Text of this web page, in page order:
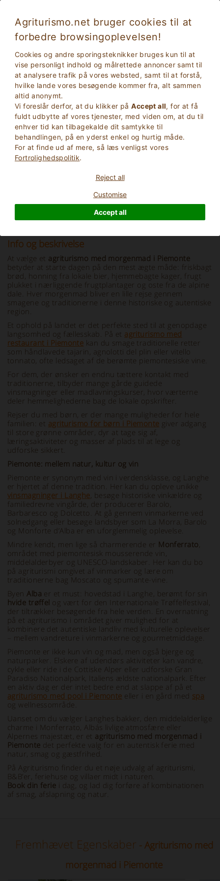
Agriturismo.net bruger cookies til at
forbedre browsingoplevelsen!
Cookies og andre sporingsteknikker bruges kun til at
vise personligt indhold og målrettede annoncer samt til
at analysere trafik på vores websted, samt til at forstå,
hvilke lande vores besøgende kommer fra, alt sammen
altid anonymt.
Vi foreslår derfor, at du klikker påAccept all, for at få
fuldt udbytte af vores tjenester, med viden om, at du til
enhver tid kan tilbagekalde dit samtykke til
behandlingen, på en yderst enkel og hurtig måde.
For at finde ud af mere, så læs venligst vores
Fortrolighedspolitik.
Reject all
Customise
Accept all
En autentisk oplevelse mellem natur, vin og
traditioner
2Voksne
Info og beskrivelse
At vælge et agriturismo med morgenmad i Piemonte
betyder at starte dagen på den mest ægte måde: friskbagt
brød, honning fra lokale bier, hjemmebagte kager, frugt
plukket i nærliggende frugtplantager og oste fra de alpine
dale. Hver morgenmad bliver en lille rejse gennem
smagene og traditionerne i denne historiske og autentiske
region.
Et ophold på landet er det perfekte sted til at genopdage
langsomhed og fællesskab. På et agriturismo med
restaurant i Piemonte kan du smage traditionelle retter
som håndlavede tajarin, agnolotti del plin eller vitello
tonnato, ofte ledsaget af de berømte piemontesiske vine.
For dem, der ønsker en endnu tættere kontakt med
traditionerne, tilbyder mange gårde guidede
vinsmagninger eller madlavningskurser, hvor værterne
deler hemmelighederne bag de lokale opskrifter.
Rejser du med børn, er der mange muligheder for hele
familien: et agriturismo for børn i Piemonte giver adgang
til store grønne områder, dyr at tage sig af,
læringsaktiviteter og masser af plads til at lege og
udforske sikkert.
Piemonte: mellem natur, kultur og vin
Piemonte er synonym med vin i verdensklasse, og Langhe
er hjertet af denne tradition. Her kan du opleve unikke
vinsmagninger i Langhe, besøge historiske vinkældre og
familiedrevne vingårde, der producerer Barolo,
Barbaresco og Dolcetto. At gå gennem vinmarkerne ved
solnedgang eller besøge landsbyer som La Morra, Barolo
og Monforte d’Alba er en uforglemmelig oplevelse.
Mindre kendt, men lige så charmerende er Monferrato,
området med piemontesisk mousserende vin,
middelalderbyer og UNESCO-landskaber. Her kan du bo
på agriturismi omgivet af vinmarker og lære om
traditionerne bag Moscato og spumante-vine.
ByenAlba er et must: hovedstad i Langhe, berømt for sin
hvide trøffel og vært for den Internationale Trøffelfestival,
der tiltrækker besøgende fra hele verden. En overnatning
på et agriturismo i området giver mulighed for at
kombinere det autentiske landliv med kulturelle oplevelser
– mellem vandreture i vinmarkerne og gourmetmiddage.
Piemonte er ikke kun vin og mad, men også bjerge og
naturparker. Elskere af udendørs aktiviteter kan vandre,
cykle eller ride i de Cottiske Alper eller udforske Gran
Paradiso Nationalpark, Italiens ældste nationalpark. Efter
en aktiv dag er der intet bedre end at slappe af på et
agriturismo med pool i Piemonte eller i en gård med spa
og wellnessområde.
Uanset om du vælger Langhes bakker, den middelalderlige
charme i Monferrato, Albás livlige atmosfære eller
Alpernes majestæt, er et agriturismo med morgenmad i
Piemonte det perfekte valg for en autentisk ferie med
natur, smag og gæstfrihed.
På Agriturismo finder du et nøje udvalg af agriturismi,
B&B’er, feriehuse og villaer midt i naturen.
Book din ferie i dag, og lad dig forføre af kombinationen
af smag, afslapning og natur.
Fremhævet Egenskaber - Agriturismo med
morgenmad i Piemonte